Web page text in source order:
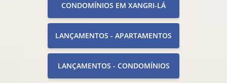
CONDOMÍNIOS EM XANGRI-LÁ
LANÇAMENTOS - APARTAMENTOS
LANÇAMENTOS - CONDOMÍNIOS